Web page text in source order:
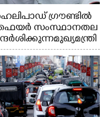
ഗ്രൗണ്ടിൽ
സംസ്ഥാനതല
മുഖ്യമന്ത്രി
സമീപം